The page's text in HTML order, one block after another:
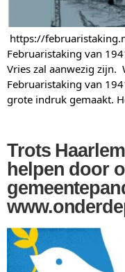
https://
Februaristaking van
Vries zal aanwezig zijn.
Februaristaking van
grote indruk gemaakt.
Trots
helpen door